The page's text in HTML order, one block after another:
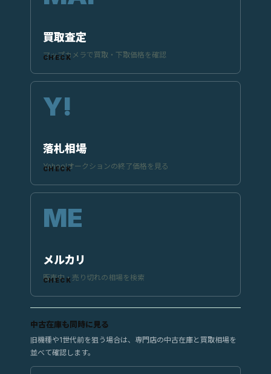
買取査定
マップカメラで買取・下取価格を確認
落札相場
Yahoo!オークションの終了価格を見る
メルカリ
販売中・売り切れの相場を検索
中古在庫も同時に見る
旧機種や1世代前を狙う場合は、専門店の中古在庫と買取相場を
並べて確認します。